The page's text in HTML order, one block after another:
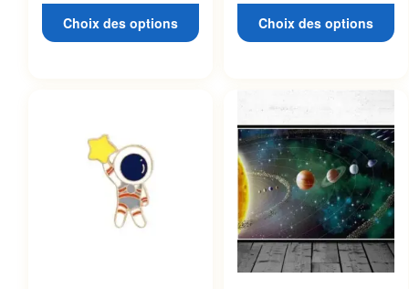
Choix des options
19.99 €
Choix des options